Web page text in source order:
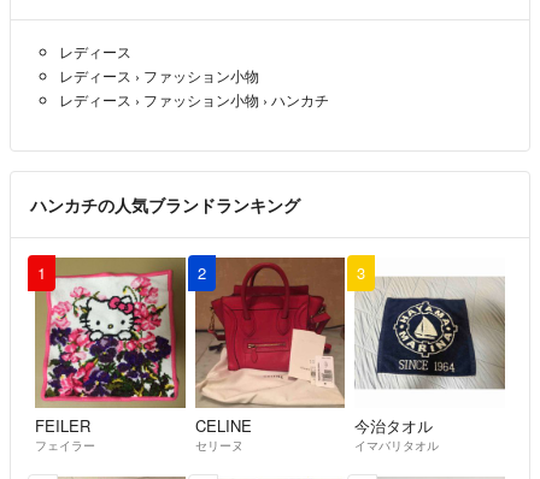
レディース
レディース › ファッション小物
レディース › ファッション小物 › ハンカチ
ハンカチの人気ブランドランキング
1
FEILER
フェイラー
2
CELINE
セリーヌ
3
今治タオル
イマバリタオル